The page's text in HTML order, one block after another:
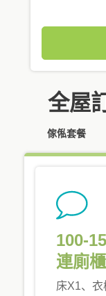
全屋
傢俬套餐
100-
連廁
床X1、衣